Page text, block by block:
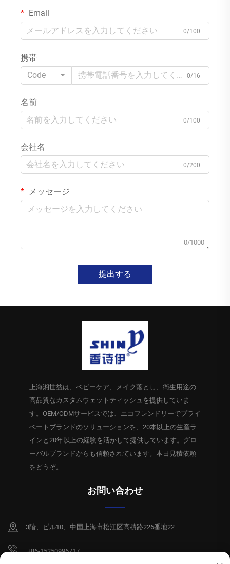
Email
0/100
携帯
Code
0/16
名前
0/100
会社名
0/200
メッセージ
0/1000
提出する
上海湘世益は、ベビーケア、メイク落とし、衛生用途の
高品質なカスタムウェットティッシュを提供していま
す。OEM/ODMサービスでは、エコフレンドリーでプライ
ベートブランドのソリューションを、20本以上の生産ラ
インと20年以上の経験を活かして提供しています。グロ
ーバルブランドからも信頼されています。本日見積依頼
をどうぞ。
お問い合わせ
3階、ビル10、中国上海市松江区高積路226番地22
+86-15250996717